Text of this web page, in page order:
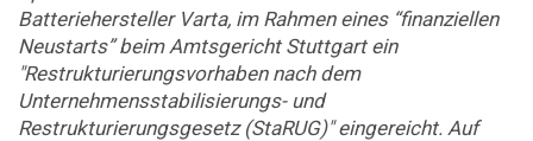
Batteriehersteller Varta, im Rahmen eines “finanziellen
Neustarts” beim Amtsgericht Stuttgart ein
"Restrukturierungsvorhaben nach dem
Unternehmensstabilisierungs- und
Restrukturierungsgesetz (StaRUG)" eingereicht. Auf